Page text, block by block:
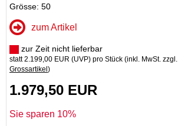
Grösse: 50
zum Artikel
zur Zeit nicht lieferbar
statt2.199,00 EUR (UVP) pro Stück (inkl. MwSt. zzgl.
Grossartikel )
1.979,50 EUR
Sie sparen 10%